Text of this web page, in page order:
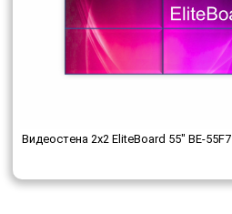
Видеостена 2x2 EliteBoard 55" BE-55F7